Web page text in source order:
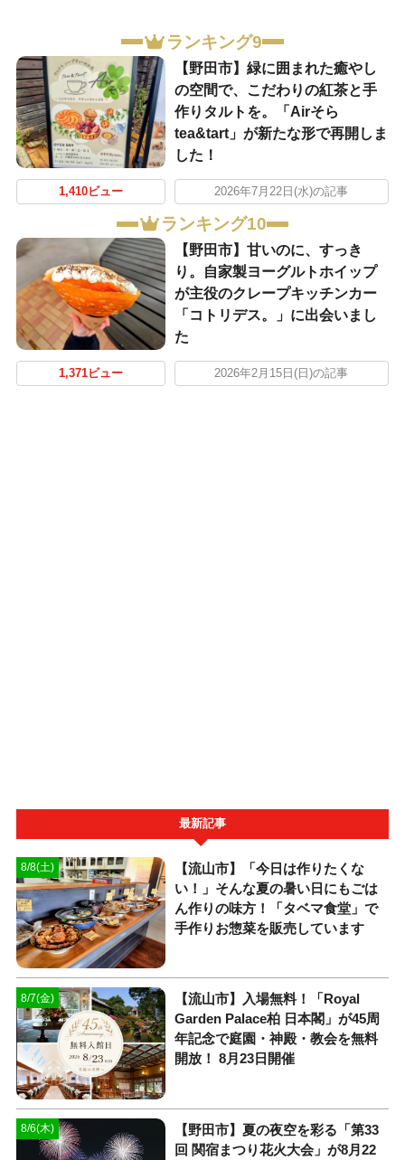
ランキング9
【野田市】緑に囲まれた癒やし
の空間で、こだわりの紅茶と手
作りタルトを。「Airそら
tea&tart」が新たな形で再開しま
した！
1,410ビュー 2026年7月22日(水)の記事
ランキング10
【野田市】甘いのに、すっき
り。自家製ヨーグルトホイップ
が主役のクレープキッチンカー
「コトリデス。」に出会いまし
た
1,371ビュー 2026年2月15日(日)の記事
最新記事
8/8(土)
【流山市】「今日は作りたくな
い！」そんな夏の暑い日にもごは
ん作りの味方！「タベマ食堂」で
手作りお惣菜を販売しています
8/7(金)
【流山市】入場無料！「Royal
Garden Palace柏 日本閣」が45周
年記念で庭園・神殿・教会を無料
開放！ 8月23日開催
8/6(木)
【野田市】夏の夜空を彩る「第33
回 関宿まつり花火大会」が8月22